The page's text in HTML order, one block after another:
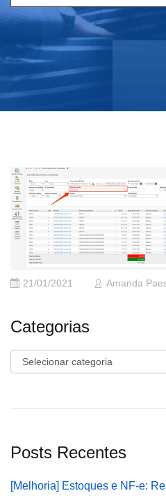
for:
21/01/2021 Amanda
Categorias
Categorias
Posts Recentes
[Melhoria] Estoques e NF-e: